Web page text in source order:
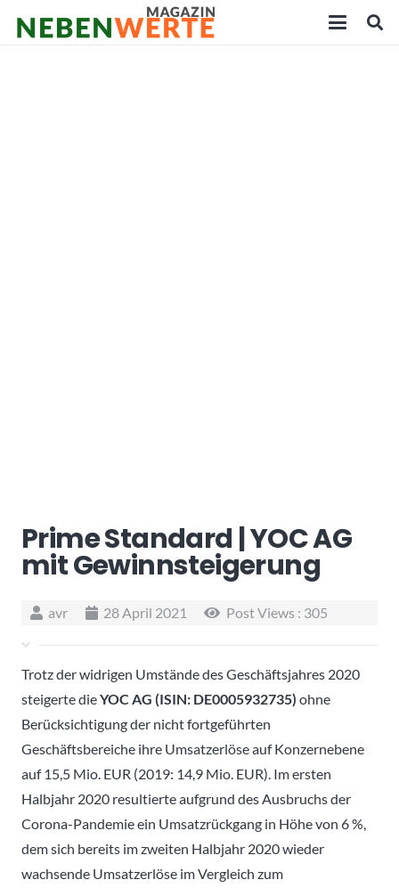
Prime Standard | YOC AG
mit Gewinnsteigerung
avr 28 April 2021 Post Views : 305
Trotz der widrigen Umstände des Geschäftsjahres 2020
steigerte dieYOC AG (ISIN: DE0005932735) ohne
Berücksichtigung der nicht fortgeführten
Geschäftsbereiche ihre Umsatzerlöse auf Konzernebene
auf 15,5 Mio. EUR (2019: 14,9 Mio. EUR). Im ersten
Halbjahr 2020 resultierte aufgrund des Ausbruchs der
Corona-Pandemie ein Umsatzrückgang in Höhe von 6 %,
dem sich bereits im zweiten Halbjahr 2020 wieder
wachsende Umsatzerlöse im Vergleich zum